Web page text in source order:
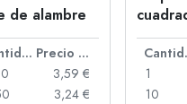
de alambre
Cantidad
Precio por unidad
3,59 €
3,24 €
1
10